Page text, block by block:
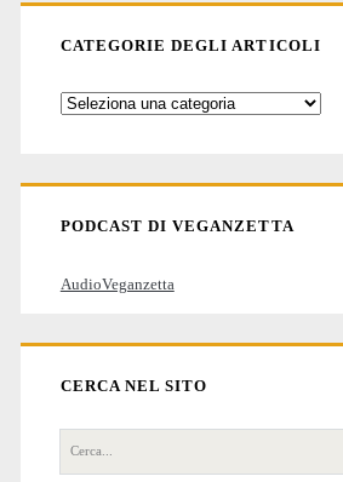
CATEGORIE DEGLI ARTICOLI
Categorie
PODCAST DI VEGANZETTA
AudioVeganzetta
CERCA NEL SITO
Cerca
per: